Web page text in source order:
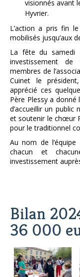
visionnés avant
Hyvrier.
L’action a pris fin
mobilisés jusqu’aux
La fête du samedi
investissement
membres de
Cuinet le
apprécié ces
Père Plessy a
d’accueillir un
et soutenir le chœur
pour le traditionnel
Au nom de
chacun et
investissement
Bilan
36 000